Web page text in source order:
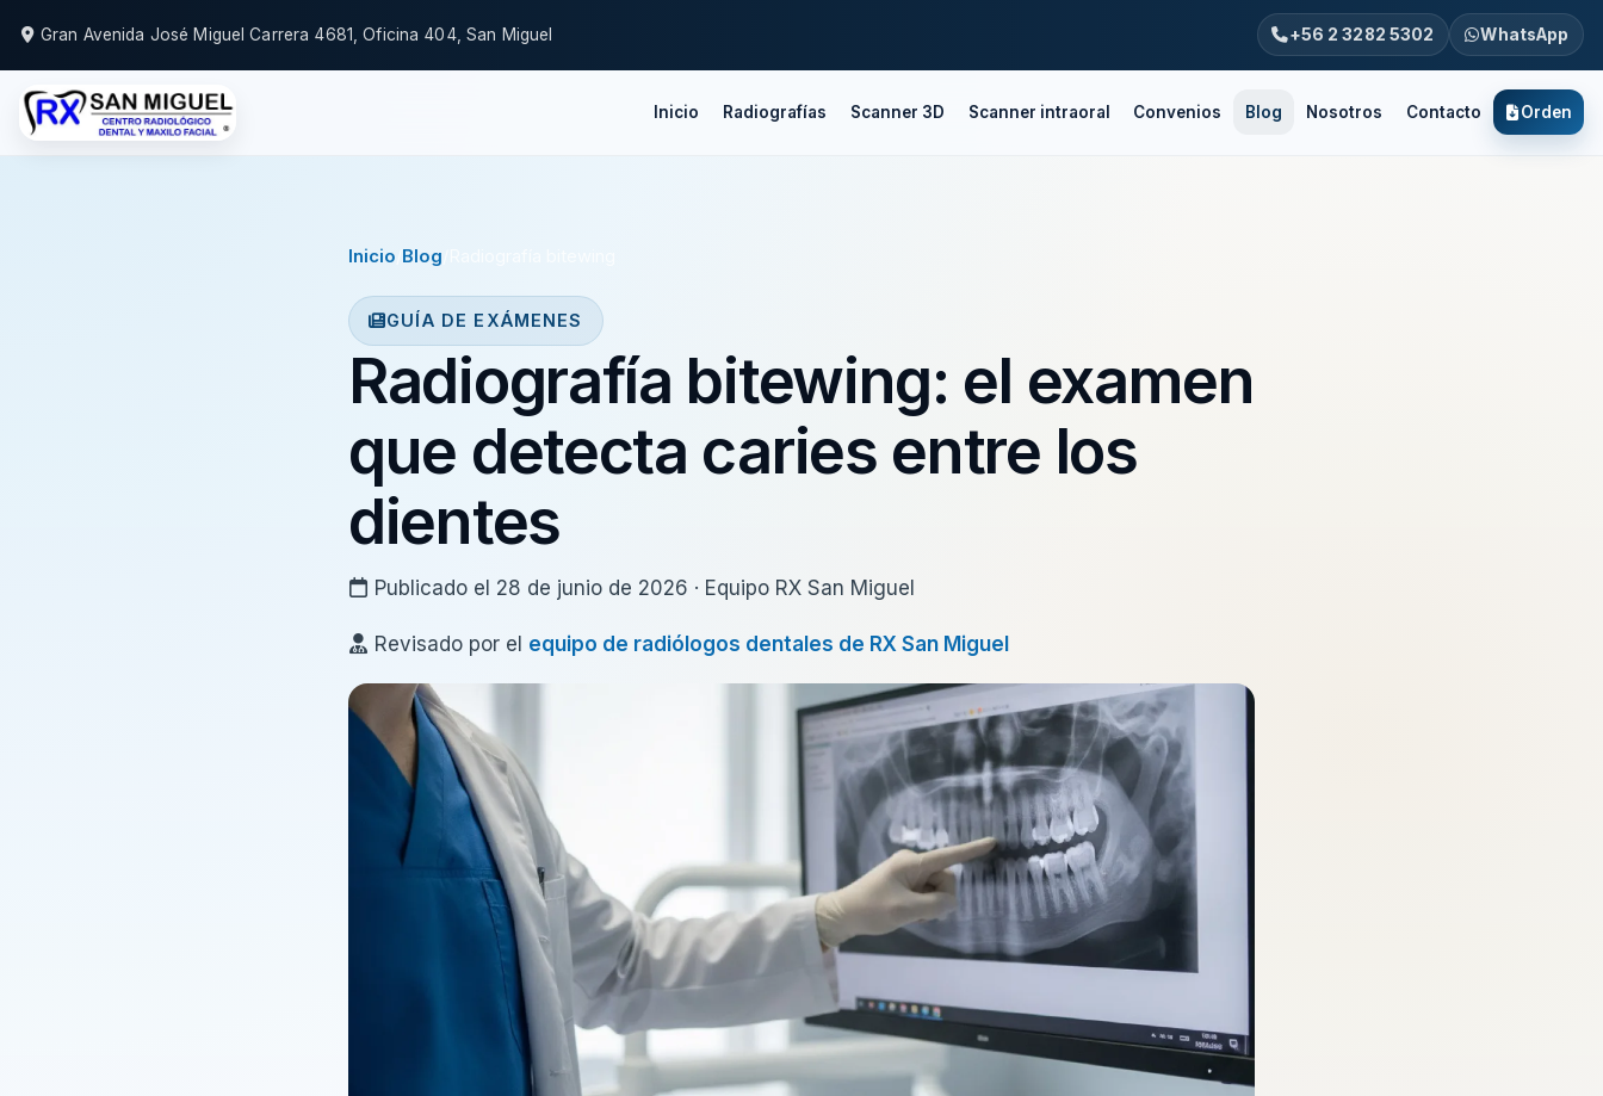
Gran Avenida José Miguel Carrera 4681, Oficina 404, San Miguel +56 2 3282 5302 WhatsApp
Inicio Radiografías Scanner 3D Scanner intraoral Convenios Blog Nosotros Contacto Orden
Inicio Blog
GUÍA DE EXÁMENES
Radiografía bitewing: el examen
que detecta caries entre los
dientes
Publicado el 28 de junio de 2026 · Equipo RX San Miguel
Revisado por el equipo de radiólogos dentales de RX San Miguel